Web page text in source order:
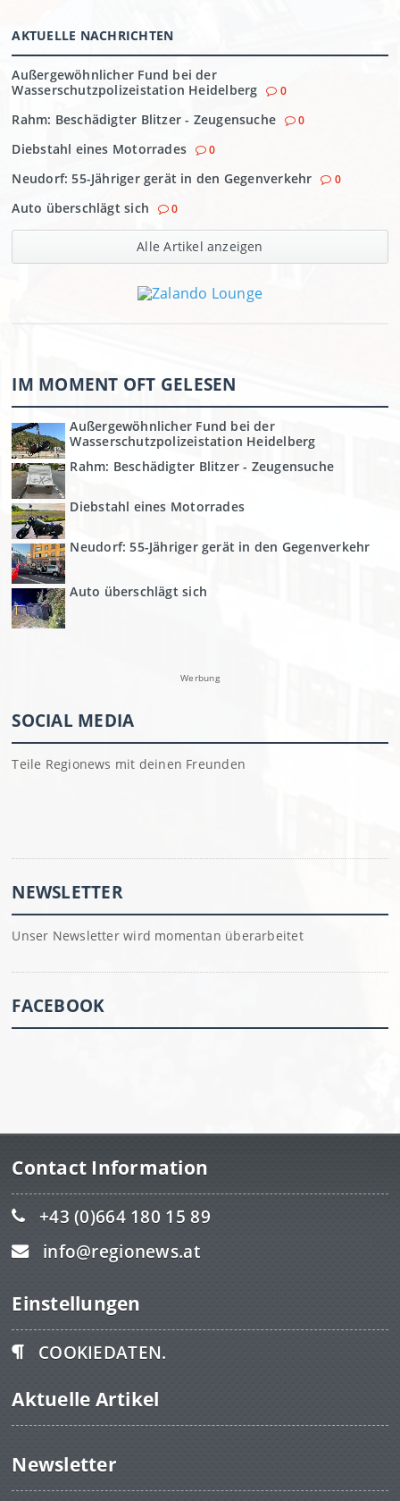
AKTUELLE NACHRICHTEN
Außergewöhnlicher Fund bei der
Wasserschutzpolizeistation Heidelberg
0
Rahm: Beschädigter Blitzer - Zeugensuche 0
Diebstahl eines Motorrades 0
Neudorf: 55-Jähriger gerät in den Gegenverkehr 0
Auto überschlägt sich 0
Alle Artikel anzeigen
IM MOMENT OFT GELESEN
Außergewöhnlicher Fund bei der
Wasserschutzpolizeistation Heidelberg
Rahm: Beschädigter Blitzer - Zeugensuche
Diebstahl eines Motorrades
Neudorf: 55-Jähriger gerät in den Gegenverkehr
Auto überschlägt sich
Werbung
SOCIAL MEDIA
Teile Regionews mit deinen Freunden
NEWSLETTER
Unser Newsletter wird momentan überarbeitet
FACEBOOK
Contact Information
+43 (0)664 180 15 89
info@regionews.at
Einstellungen
COOKIEDATEN.
Aktuelle Artikel
Newsletter